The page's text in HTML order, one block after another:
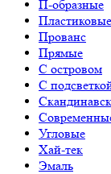
П-образные
Пластиковые
Прованс
Прямые
С островом
С
Угловые
Хай-тек
Эмаль